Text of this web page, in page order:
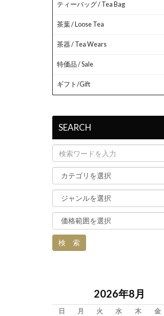
ティーバッグ / Tea Bag
茶葉 / Loose Tea
茶器 / Tea Wears
特価品 / Sale
ギフト/Gift
SEARCH
2026年8月
日 月 火 水 木 金